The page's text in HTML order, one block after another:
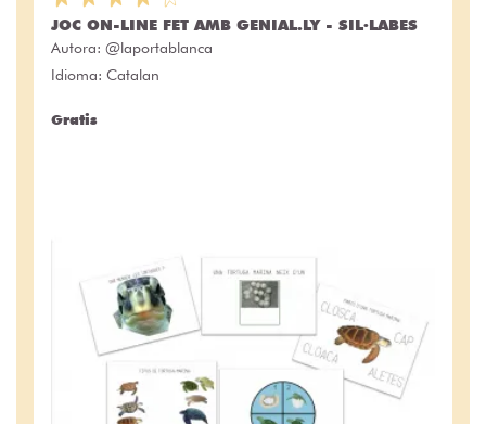
JOC ON-LINE FET AMB GENIAL.LY - SIL·LABES
Autora: @laportablanca
Idioma: Catalan
Gratis